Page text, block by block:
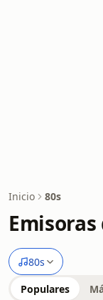
Inicio 80s
80s
Populares